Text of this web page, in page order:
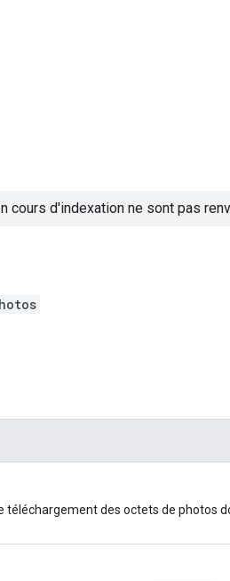
cours d'indexation ne sont pas
téléchargement des octets de photos